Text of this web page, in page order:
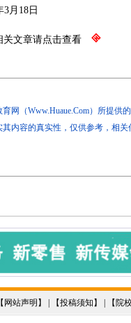
日
关文章请点击查看
网（Www.Huaue.Com）所提供
内容的真实性，仅供参考，相关
网站声明 】 | 【投稿须知 】 | 【 院